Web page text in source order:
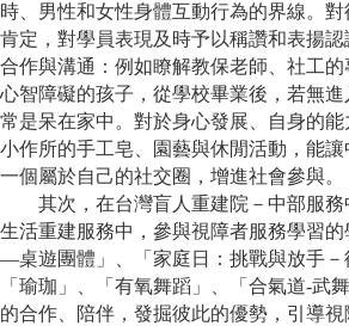
時、男性和女性身體互動行為的界線。 對
肯定，對學員表現及時予以稱讚和表揚認
合作與溝通：例如瞭解教保老師、社工
心智障礙的孩子，從學校畢業後，若無
常是呆在家中。對於身心發展、自身的
小作所的手工皂、園藝與休閒活動，能
一個屬於自己的社交圈，增進社會參與。
其次，在台灣盲人重建院－中部服
生活重建服務中， 參與視障者服務學習的
—桌遊團體」、「家庭日：挑戰與放手－
「瑜珈」、「有氧舞蹈」、「合氣道-武
的合作、陪伴，發掘彼此的優勢，引導